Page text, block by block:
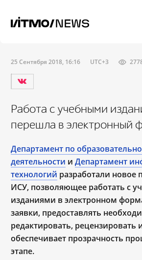
25 Сентября 2018, 16:16 UTC+3
Работа с учебными
перешла в электронный
Департамент по
деятельности иДепартамент
технологий разработали новое
ИСУ, позволяющее работать с
изданиями в электронном
заявки, предоставлять
редактировать, рецензировать
обеспечивает прозрачность
этапе.